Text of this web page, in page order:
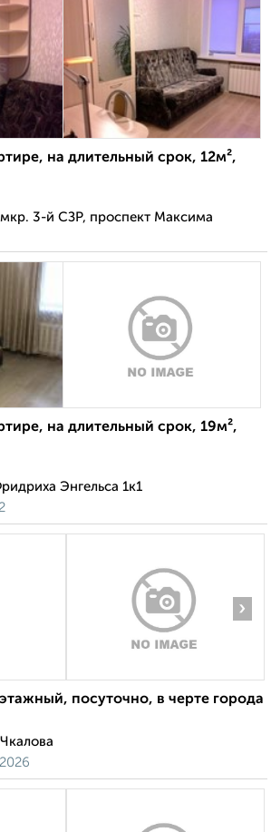
на длительный срок, 12м²,
3-й СЗР, проспект Максима
на длительный срок, 19м²,
Энгельса 1к1
›
посуточно, в черте города